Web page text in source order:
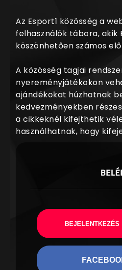
Az Esport1 közösség a
felhasználók tábora, akik
köszönhetően számos
A közösség tagjai
nyereményjátékokon
ajándékokat húzhatnak
kedvezményekben
a cikkeknél kifejthetik
használhatnak, hogy
BEJELENTKEZÉS